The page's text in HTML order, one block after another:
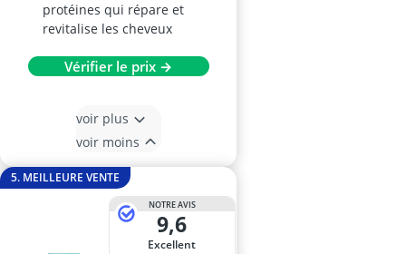
protéines qui répare et
revitalise les cheveux
Vérifier le prix →
voir plus
voir moins
5. MEILLEURE VENTE
NOTRE AVIS
9,6
Excellent